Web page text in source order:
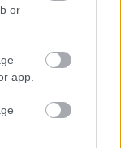
or
app. 2025.